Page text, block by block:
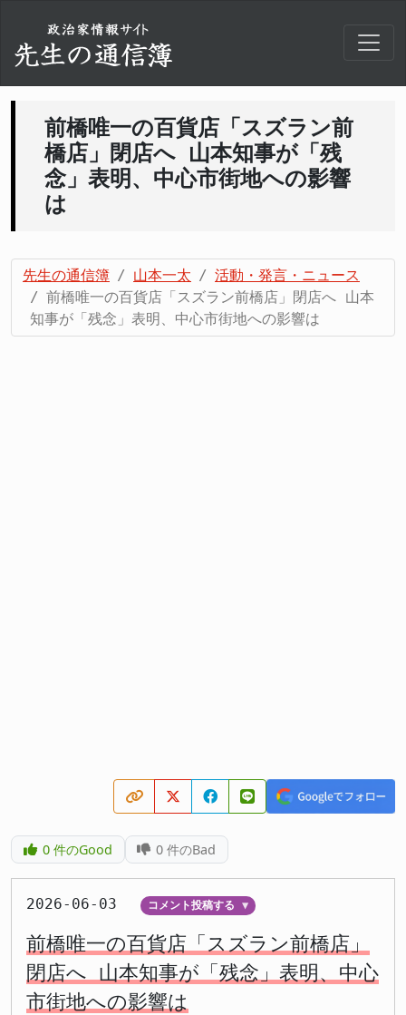
前橋唯一の百貨店「スズラン前
橋店」閉店へ 山本知事が「残
念」表明、中心市街地への影響
は
先生の通信簿 山本一太
活動・発言・ニュース
前橋唯一の百貨店「スズラン前橋店」閉店へ 山本
知事が「残念」表明、中心市街地への影響は
0件のGood 0 件のBad
2026-06-03 コメント投稿する ▼
前橋唯一の百貨店「スズラン前橋店」
閉店へ 山本知事が「残念」表明、中心
市街地への影響は